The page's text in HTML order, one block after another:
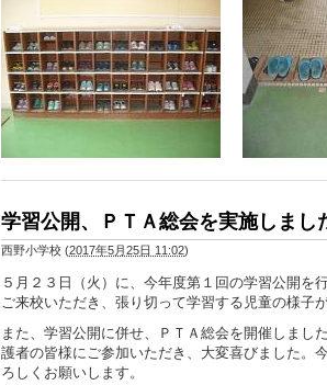
学習公開、ＰＴＡ総会を実施しまし
西野小学校 (2017年5月25日 11:02)
５月２３日（火）に、今年度第１回の学習公開を
ご来校いただき、張り切って学習する児童の様子
また、学習公開に併せ、ＰＴＡ総会を開催しまし
護者の皆様にご参加いただき、大変喜びました。
ろしくお願いします。